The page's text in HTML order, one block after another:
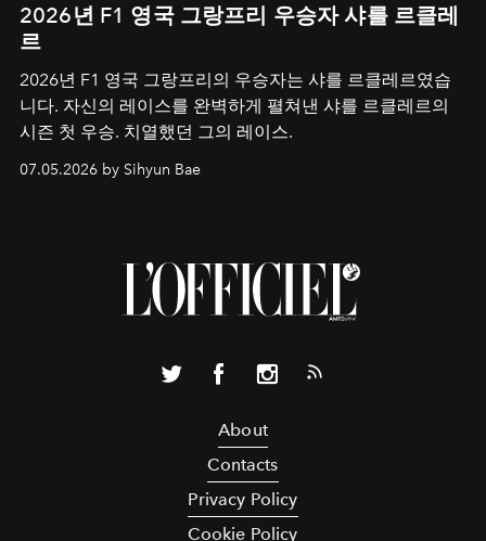
2026년 F1 영국 그랑프리 우승자 샤를 르클레
르
2026년 F1 영국 그랑프리의 우승자는 샤를 르클레르였습
니다. 자신의 레이스를 완벽하게 펼쳐낸 샤를 르클레르의
시즌 첫 우승. 치열했던 그의 레이스.
07.05.2026 by Sihyun Bae
About
Contacts
Privacy Policy
Cookie Policy